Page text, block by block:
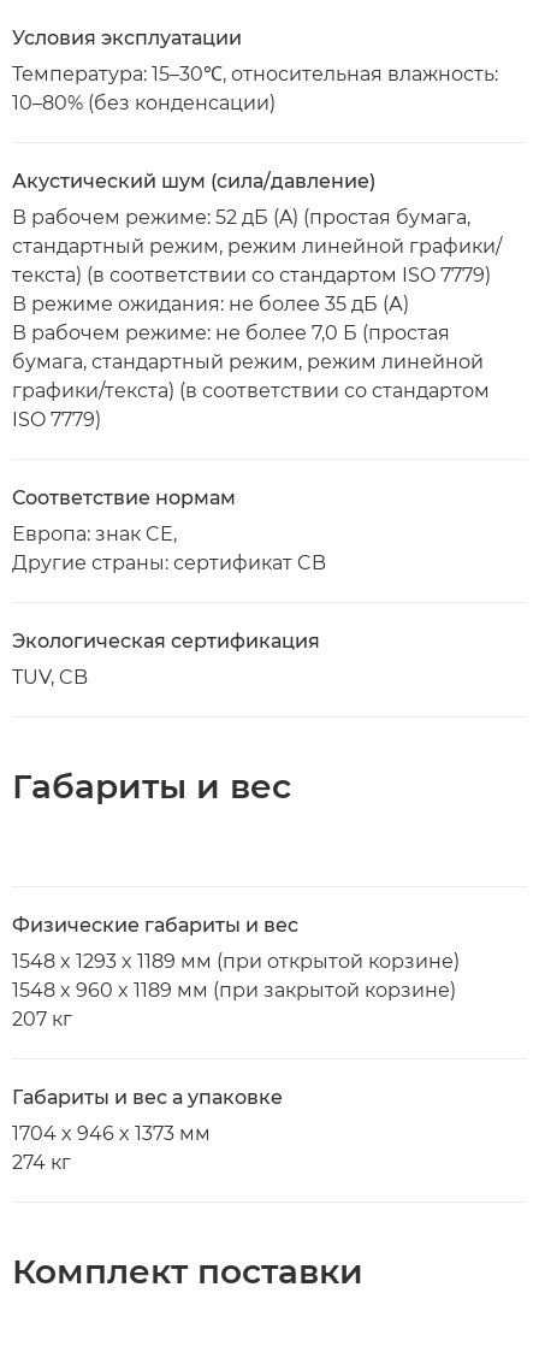
Условия эксплуатации
Температура: 15–30℃, относительная влажность:
10–80% (без конденсации)
Акустический шум (сила/давление)
В рабочем режиме: 52 дБ (A) (простая бумага,
стандартный режим, режим линейной графики/
текста) (в соответствии со стандартом ISO 7779)
В режиме ожидания: не более 35 дБ (А)
В рабочем режиме: не более 7,0 Б (простая
бумага, стандартный режим, режим линейной
графики/текста) (в соответствии со стандартом
ISO 7779)
Соответствие нормам
Европа: знак CE,
Другие страны: сертификат CB
Экологическая сертификация
TUV, CB
Габариты и вес
Физические габариты и вес
1548 x 1293 x 1189 мм (при открытой корзине)
1548 x 960 x 1189 мм (при закрытой корзине)
207 кг
Габариты и вес а упаковке
1704 x 946 x 1373 мм
274 кг
Комплект поставки